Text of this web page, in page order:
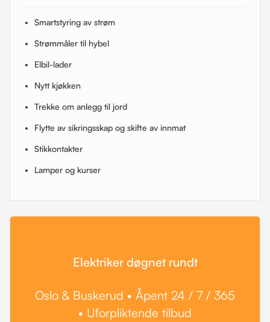
Smartstyring av strøm
Strømmåler til hybel
Elbil-lader
Nytt kjøkken
Trekke om anlegg til jord
Flytte av sikringsskap og skifte av innmat
Stikkontakter
Lamper og kurser
Elektriker døgnet rundt
Oslo & Buskerud • Åpent 24 / 7 / 365
• Uforpliktende tilbud